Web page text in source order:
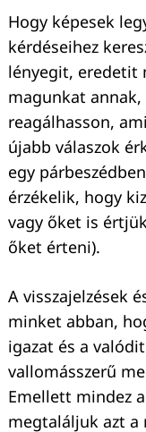
Hogy képesek
kérdéseihez
lényegit, eredetit
magunkat
reagálhasson,
újabb válaszok
egy
érzékelik, hogy
vagy őket is
őket érteni).
A visszajelzések
minket abban,
igazat és a
vallomásszerű
Emellett mindez
megtaláljuk azt a
Keresés: